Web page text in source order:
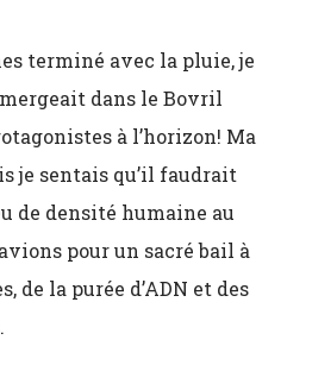
terminé avec la pluie, je
dans le Bovril
à l’horizon! Ma
je sentais qu’il faudrait
de densité humaine au
pour un sacré bail à
de la purée d’ADN et des